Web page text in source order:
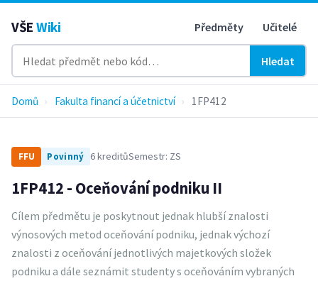
VŠE Wiki Předměty Učitelé
Hledat
Domů › Fakulta financí a účetnictví › 1FP412
FFU Povinný 6 kreditůSemestr: ZS
1FP412 - Oceňování podniku II
Cílem předmětu je poskytnout jednak hlubší znalosti
výnosových metod oceňování podniku, jednak výchozí
znalosti z oceňování jednotlivých majetkových složek
podniku a dále seznámit studenty s oceňováním vybraných